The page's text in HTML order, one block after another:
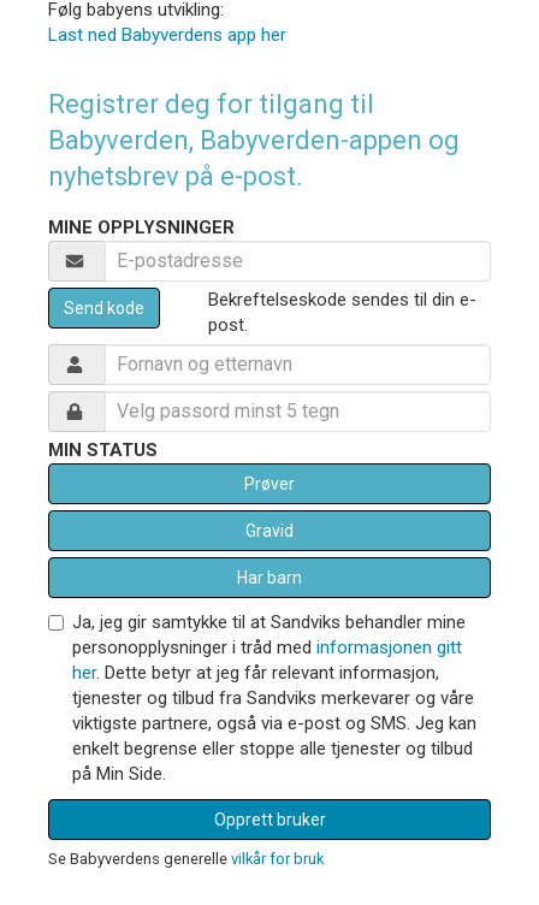
Følg babyens utvikling:
Last ned Babyverdens app her
Registrer deg for tilgang til
Babyverden, Babyverden-appen og
nyhetsbrev på e-post.
MINE OPPLYSNINGER
Send kode
Bekreftelseskode sendes til din e-
post.
MIN STATUS
Prøver
Gravid
Har barn
Ja, jeg gir samtykke til at Sandviks behandler mine
personopplysninger i tråd med informasjonen gitt
her. Dette betyr at jeg får relevant informasjon,
tjenester og tilbud fra Sandviks merkevarer og våre
viktigste partnere, også via e-post og SMS. Jeg kan
enkelt begrense eller stoppe alle tjenester og tilbud
på Min Side.
Opprett bruker
Se Babyverdens generelle vilkår for bruk